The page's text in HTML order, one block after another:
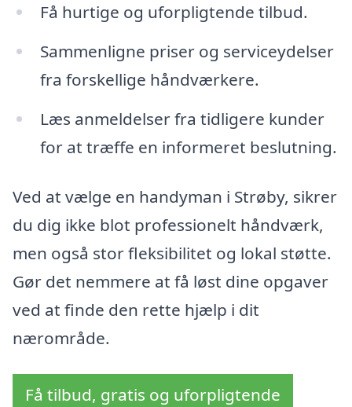
Få hurtige og uforpligtende tilbud.
Sammenligne priser og serviceydelser
fra forskellige håndværkere.
Læs anmeldelser fra tidligere kunder
for at træffe en informeret beslutning.
Ved at vælge en handyman i Strøby, sikrer
du dig ikke blot professionelt håndværk,
men også stor fleksibilitet og lokal støtte.
Gør det nemmere at få løst dine opgaver
ved at finde den rette hjælp i dit
nærområde.
Få tilbud, gratis og uforpligtende